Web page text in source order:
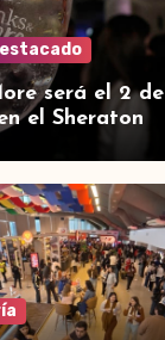
será el 2 de
el Sheraton